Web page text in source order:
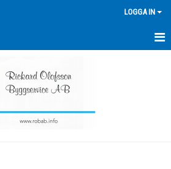
LOGGA IN